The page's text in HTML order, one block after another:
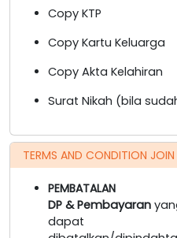
Copy KTP
Copy Kartu Keluarga
Copy Akta Kelahiran
Surat Nikah (bila
TERMS AND CONDITION JOIN
PEMBATALAN
DP & Pembayaran
dapat